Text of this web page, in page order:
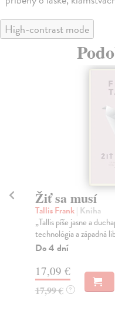
High-contrast mode
Žiť sa musí
Tallis Frank| Kniha
„Tallis píše jasne a
technológia a západná
Do 4 dní
17,09 €
17,99 € ?